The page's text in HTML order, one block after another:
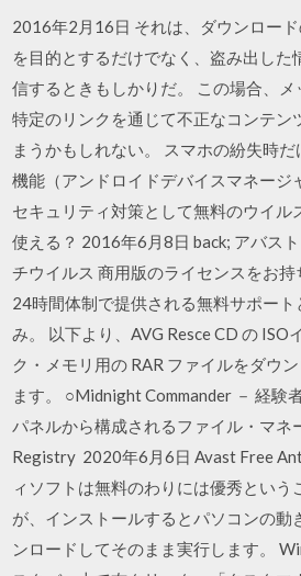
2016年2月16日 それは、ダウンロー
を目的とするだけでなく、盗み出した
信するときもしかりだ。 この場合、
特定のリンクを通じて不正なコンテン
まうかもしれない。 スマホの紛失時
機能（アンドロイドデバイスマネージ
セキュリティ対策として無料のウイル
使える？ 2016年6月8日 back; アバス
チウイルス 商用版のライセンスをお
24時間体制で提供される無料サポー
み。 以下より、AVG Resce CD の ISO
ク・メモリ用の RAR ファイルをダウ
ます。 ○Midnight Commander － 経験
パネルから構成されるファイル・マネ
Registry 2020年6月6日 Avast Free
ィソフトは無料のわりには優秀という
が、インストールするとパソコンの動
ンロードしてそのまま実行します。